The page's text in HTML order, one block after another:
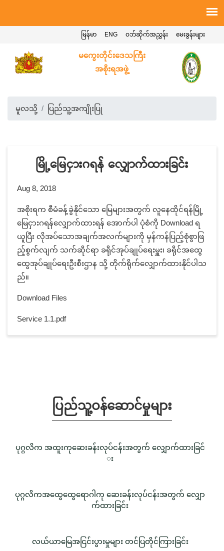
မေးခွန်းများ
ဝဘ်ဆိုက်အညွှန်း
ENG
မြန်မာ
မကွေးတိုင်းဒေသကြီး
အစိုးရအဖွဲ့
မူလသို့ ပြည်သူ့အကျိုးပြု
မြို့မြေငှားဂရန် လျှောက်ထားခြင်း
Aug 8, 2018
အစိုးရက စီမံခန့်ခွဲနိုင်သော မြေများအတွက် လူနေထိုင်ရန်မြို့
မြေငှားဂရန်လျှောက်ထားရန် အောက်ပါ ပုံစံကို Download ရ
ယူပြီး လိုအပ်သောအချက်အလက်များကို မှန်ကန်ပြည့်စုံစွာဖြ
ည့်စွက်လျက် သက်ဆိုင်ရာ ခရိုင်အုပ်ချုပ်ရေးမှူး၊ ခရိုင်အထွေ
ထွေအုပ်ချုပ်ရေးဦးစီးဌာန သို့ တိုက်ရိုက်လျှောက်ထားနိုင်ပါသ
ည်။
Download Files
Service 1.1.pdf
ပြည်သူ့ဝန်ဆောင်မှုများ
ပုဂ္ဂလိက အထူးကုဆေးခန်းလုပ်ငန်းအတွက် လျှောက်ထားခြင်
း
ပုဂ္ဂလိကအထွေထွေရောဂါကု ဆေးခန်းလုပ်ငန်းအတွက် လျှော
က်ထားခြင်း
လယ်ယာမြေအငြင်းပွားမှုများ တင်ပြတိုင်ကြားခြင်း